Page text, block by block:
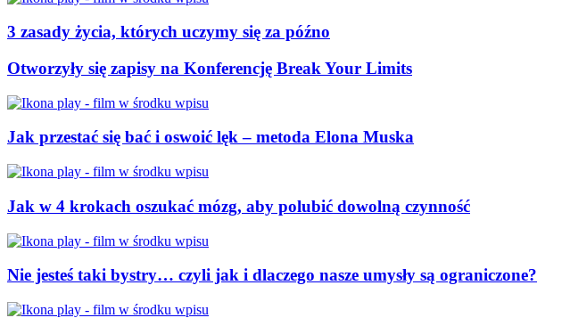
3 zasady życia, których uczymy się za późno
Otworzyły się zapisy na Konferencję Break Your Limits
Jak przestać się bać i oswoić lęk – metoda Elona Muska
Jak w 4 krokach oszukać mózg, aby polubić dowolną czynność
Nie jesteś taki bystry… czyli jak i dlaczego nasze umysły są ograniczone?